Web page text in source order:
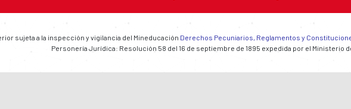
sujeta a la inspección y vigilancia del Mineducación Derechos Pecuniarios, Reglamentos y
Personería Jurídica: Resolución 58 del 16 de septiembre de 1895 expedida por el Ministerio